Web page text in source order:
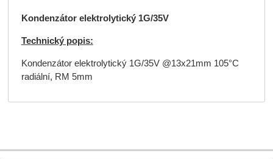
Kondenzátor elektrolytický 1G/35V
Technický popis:
Kondenzátor elektrolytický 1G/35V @13x21mm 105°C
radiální, RM 5mm